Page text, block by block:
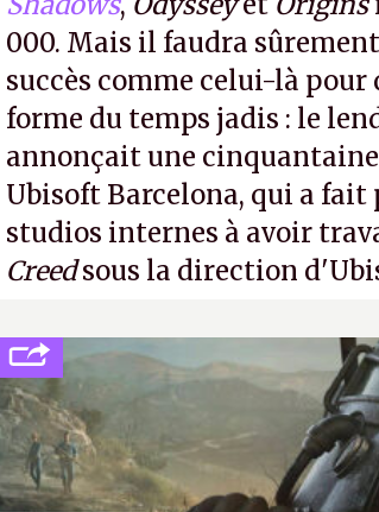
000. Mais il faudra
succès comme celui-là
forme du temps jadis : le
annonçait une
Ubisoft Barcelona, qui a fait
studios internes à avoir
Creedsous la direction